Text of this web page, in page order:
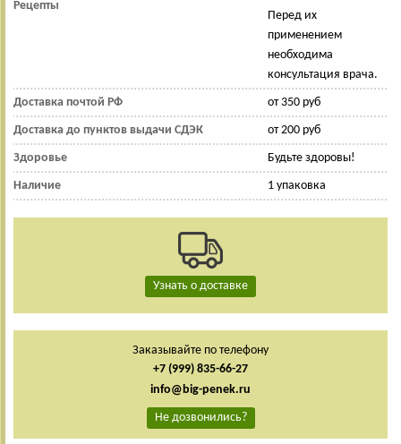
Рецепты
Перед их
применением
необходима
консультация врача.
Доставка почтой РФ от 350 руб
Доставка до пунктов выдачи СДЭК от 200 руб
Здоровье Будьте здоровы!
Наличие 1 упаковка
Узнать о доставке
Заказывайте по телефону
+7 (999) 835-66-27
info@big-penek.ru
Не дозвонились?